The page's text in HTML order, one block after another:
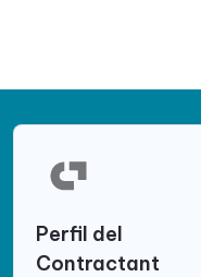
Perfil del
Contractant